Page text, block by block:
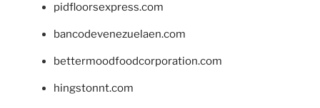
pidfloorsexpress.com
bancodevenezuelaen.com
bettermoodfoodcorporation.com
hingstonnt.com